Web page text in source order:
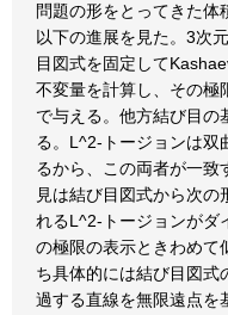
問題の形をとってきた体
以下の進展を見た。3次
目図式を固定して
不変量を計算し、その極
で与える。他方結び目の
る。L^2-トージョンは双
るから、この両者が一致
見は結び目図式から次の
れるL^2-トージョンがダ
の極限の表示ときわめて
ち具体的には結び目図式
過する直線を無限遠点を